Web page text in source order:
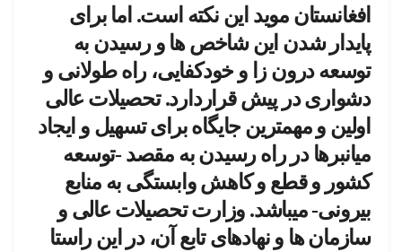
افغانستان موید این نکته است. اما برای
پایدار شدن این شاخص ­ها و رسیدن به
توسعه درون­ زا و خودکفایی، راه طولانی و
دشواری در پیش قراردارد. تحصیلات ­عالی
اولین و مهم­ترین جایگاه برای تسهیل و ایجاد
میان­برها در راه رسیدن به مقصد -توسعه
کشور و قطع و کاهش وابستگی به منابع
بیرونی- می­باشد. وزارت تحصیلات ­عالی و
سازمان­ ها و نهادهای تابع آن، در این راستا